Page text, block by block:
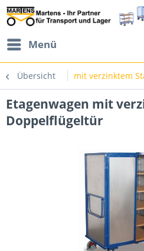
Menü
Übersicht mit verzinktem
Etagenwagen mit
Doppelflügeltür